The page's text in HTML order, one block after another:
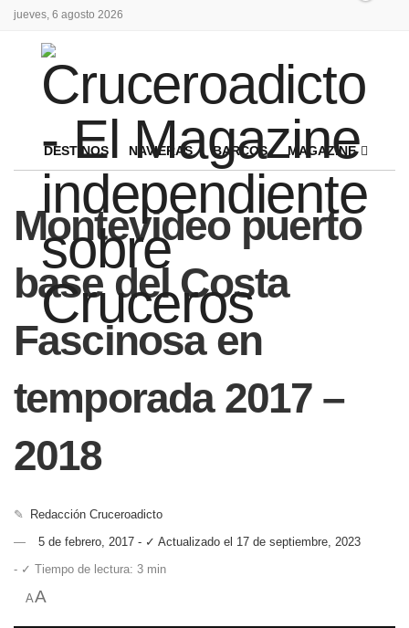
jueves, 6 agosto 2026
DESTINOS NAVIERAS BARCOS MAGAZINE
Montevideo puerto
base del Costa
Fascinosa en
temporada 2017 –
2018
✎
Redacción Cruceroadicto
5 de febrero, 2017 - ✓ Actualizado el 17 de septiembre, 2023
- ✓ Tiempo de lectura: 3 min
AA